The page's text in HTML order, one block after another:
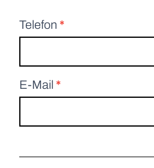
Telefon *
E-Mail *